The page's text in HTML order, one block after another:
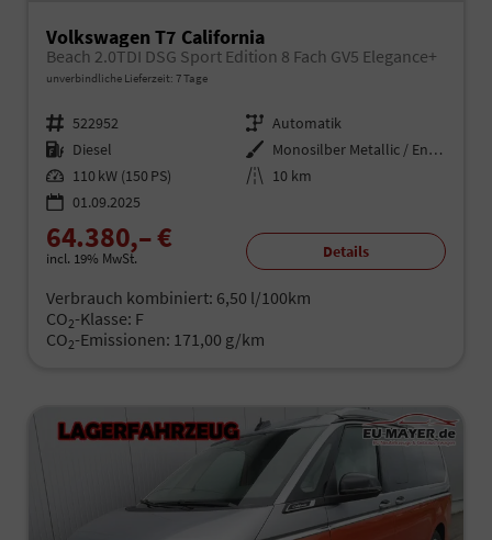
Volkswagen T7 California
Beach 2.0TDI DSG Sport Edition 8 Fach GV5 Elegance+
unverbindliche Lieferzeit: 7 Tage
Fahrzeugnr. 522952 Getriebe Automatik
Kraftstoff Diesel Außenfarbe
Monosilber Metallic / Energeticorange Metallic
Leistung 110 kW (150 PS) Kilometerstand 10 km
01.09.2025
64.380,– €
incl. 19% MwSt. Details
Verbrauch kombiniert: 6,50 l/100km
CO2-Klasse: F
CO2-Emissionen: 171,00 g/km